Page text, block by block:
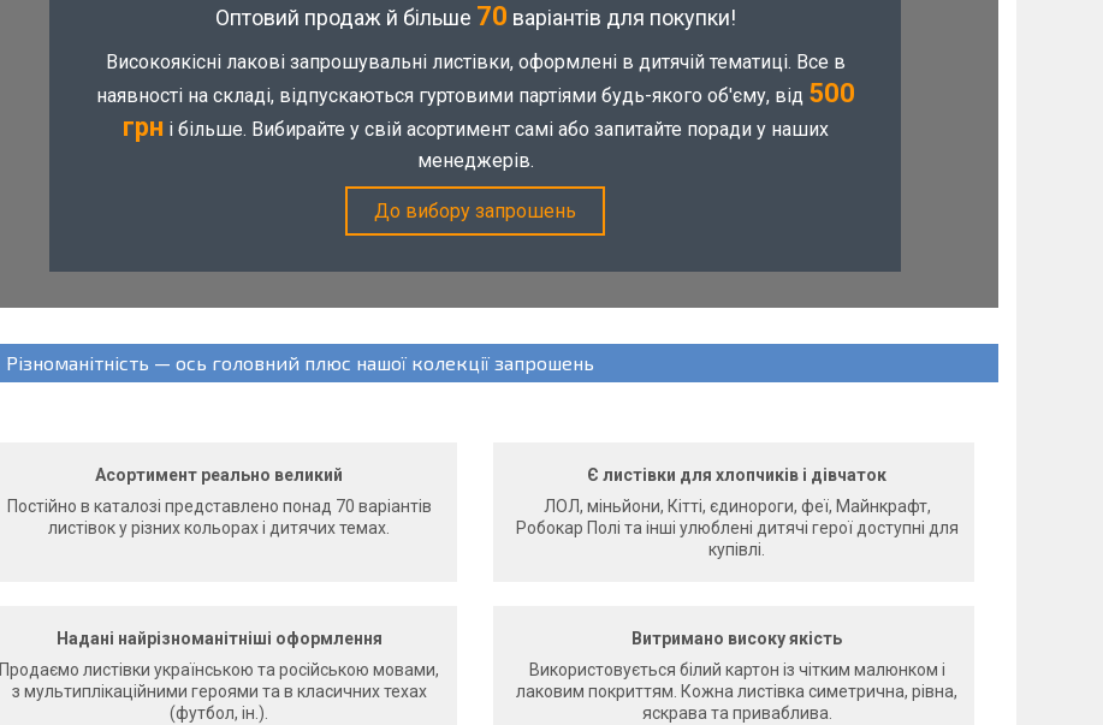
Оптовий продаж й більше 70 варіантів для покупки!
Високоякісні лакові запрошувальні листівки, оформлені в дитячій тематиці. Все в
наявності на складі, відпускаються гуртовими партіями будь-якого об'єму, від 500
грн і більше. Вибирайте у свій асортимент самі або запитайте поради у наших
менеджерів.
До вибору запрошень
Різноманітність — ось головний плюс нашої колекції запрошень
Асортимент реально великий
Постійно в каталозі представлено понад 70 варіантів
листівок у різних кольорах і дитячих темах.
Є листівки для хлопчиків і дівчаток
ЛОЛ, міньйони, Кітті, єдинороги, феї, Майнкрафт,
Робокар Полі та інші улюблені дитячі герої доступні для
купівлі.
Надані найрізноманітніші оформлення
Продаємо листівки українською та російською мовами,
з мультиплікаційними героями та в класичних техах
(футбол, ін.).
Витримано високу якість
Використовується білий картон із чітким малюнком і
лаковим покриттям. Кожна листівка симетрична, рівна,
яскрава та приваблива.